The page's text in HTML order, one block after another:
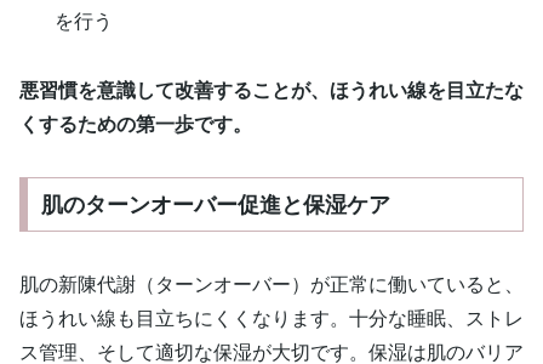
を行う
悪習慣を意識して改善することが、ほうれい線を目立たな
くするための第一歩です。
肌のターンオーバー促進と保湿ケア
肌の新陳代謝（ターンオーバー）が正常に働いていると、
ほうれい線も目立ちにくくなります。十分な睡眠、ストレ
ス管理、そして適切な保湿が大切です。保湿は肌のバリア